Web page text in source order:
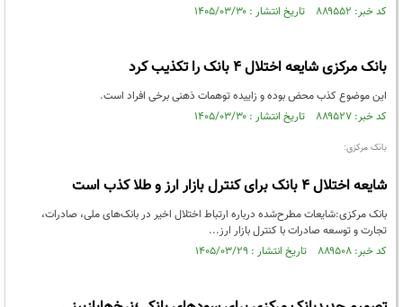
کد خبر: ۸۸۹۵۵۲ تاریخ انتشار : ۱۴۰۵/۰۳/۳۰
بانک مرکزی شایعه اختلال ۴ بانک را تکذیب کرد
این موضوع کذب محض بوده و زاییده توهمات ذهنی برخی افراد است.
کد خبر: ۸۸۹۵۲۷ تاریخ انتشار : ۱۴۰۵/۰۳/۳۰
بانک مرکزی:
شایعه اختلال ۴ بانک برای کنترل بازار ارز و طلا کذب است
بانک مرکزی:شایعات مطرح‌شده درباره ارتباط اختلال اخیر در بانک‌های ملی، صادرات،
تجارت و توسعه صادرات با کنترل بازار ارز...
کد خبر: ۸۸۹۵۰۸ تاریخ انتشار : ۱۴۰۵/۰۳/۲۹